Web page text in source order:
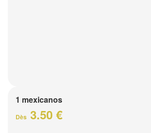
1 mexicanos
Dès 3.50 €